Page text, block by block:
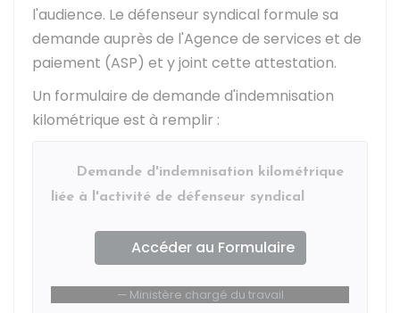
l'audience. Le défenseur syndical formule sa
demande auprès de l'Agence de services et de
paiement (ASP) et y joint cette attestation.
Un formulaire de demande d'indemnisation
kilométrique est à remplir :
Demande d'indemnisation kilométrique
liée à l'activité de défenseur syndical
Accéder au Formulaire
Ministère chargé du travail